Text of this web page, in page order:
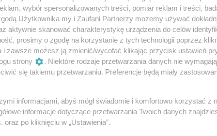
skoczyło do przodu i z impetem przygniotło
zmiażdżył prawą nogę
tętnicy i gwałtowny krwotok to
o życiu lub śmierci.
wybór spersonalizowanych treści, pomiar reklam i treści,
Użytkownika my i Zaufani Partnerzy możemy używać
aktywnie skanować charakterystykę urządzenia do celów
prosimy o zgodę na korzystanie z tych technologii poprzez
i zawsze możesz ją zmienić/wycofać klikając przycisk ustawień
strony
. Niektóre rodzaje przetwarzania danych nie
się takiemu przetwarzaniu. Preferencje będą miały
informacjami, abyś mógł świadomie i komfortowo korzystać z
informacje dotyczące przetwarzania Twoich danych
. oraz po kliknięciu w „Ustawienia”.